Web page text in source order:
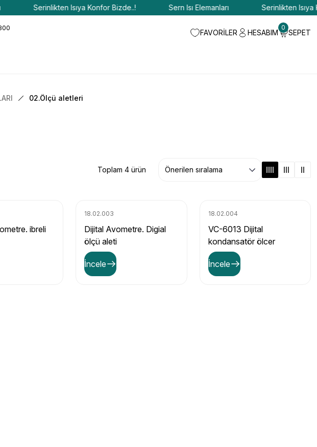
Serinlikten Isıya Konfor Bizde..! Sern Isı Elemanları Serinlikten Isıya
FAVORİLER HESABIM SEPET
0
02.Ölçü aletleri
Toplam 4 ürün
ibreli
18.02.003
Dijital Avometre. Digial
ölçü aleti
İncele
18.02.004
VC-6013 Dijital
kondansatör ölcer
İncele